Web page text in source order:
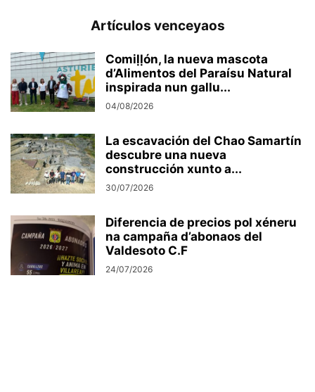
Artículos venceyaos
Comiḷḷón, la nueva mascota
d’Alimentos del Paraísu Natural
inspirada nun gallu...
04/08/2026
La escavación del Chao Samartín
descubre una nueva
construcción xunto a...
30/07/2026
Diferencia de precios pol xéneru
na campaña d’abonaos del
Valdesoto C.F
24/07/2026